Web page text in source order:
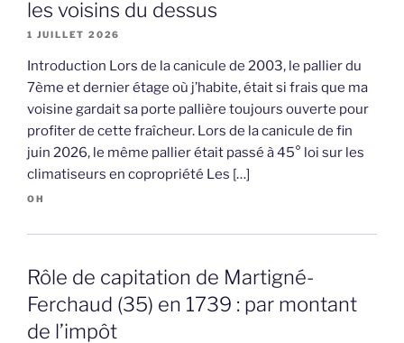
les voisins du dessus
1 JUILLET 2026
Introduction Lors de la canicule de 2003, le pallier du
7ème et dernier étage où j’habite, était si frais que ma
voisine gardait sa porte pallière toujours ouverte pour
profiter de cette fraîcheur. Lors de la canicule de fin
juin 2026, le même pallier était passé à 45° loi sur les
climatiseurs en copropriété Les […]
OH
Rôle de capitation de Martigné-
Ferchaud (35) en 1739 : par montant
de l’impôt